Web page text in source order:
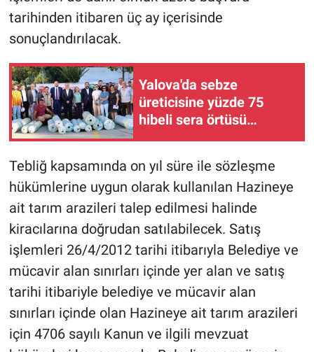
tarihinden itibaren üç ay içerisinde
sonuçlandırılacak.
Yalova'da sebze
üreticisine yüzde 75
hibeli sera örtüsü
desteği!
Tebliğ kapsamında on yıl süre ile sözleşme
hükümlerine uygun olarak kullanılan Hazineye
ait tarım arazileri talep edilmesi halinde
kiracılarına doğrudan satılabilecek. Satış
işlemleri 26/4/2012 tarihi itibarıyla Belediye ve
mücavir alan sınırları içinde yer alan ve satış
tarihi itibariyle belediye ve mücavir alan
sınırları içinde olan Hazineye ait tarım arazileri
için 4706 sayılı Kanun ve ilgili mevzuat